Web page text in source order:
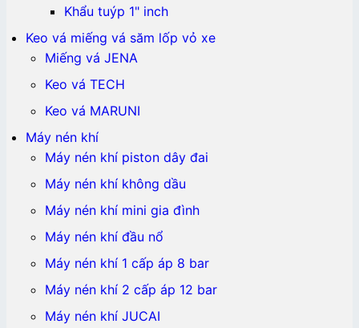
Khẩu tuýp 1" inch
Keo vá miếng vá săm lốp vỏ xe
Miếng vá JENA
Keo vá TECH
Keo vá MARUNI
Máy nén khí
Máy nén khí piston dây đai
Máy nén khí không dầu
Máy nén khí mini gia đình
Máy nén khí đầu nổ
Máy nén khí 1 cấp áp 8 bar
Máy nén khí 2 cấp áp 12 bar
Máy nén khí JUCAI